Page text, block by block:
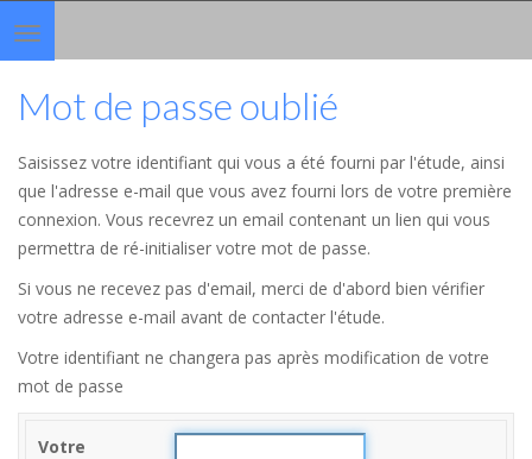
Toggle
navigation
Mot de passe oublié
Saisissez votre identifiant qui vous a été fourni par l'étude, ainsi
que l'adresse e-mail que vous avez fourni lors de votre première
connexion. Vous recevrez un email contenant un lien qui vous
permettra de ré-initialiser votre mot de passe.
Si vous ne recevez pas d'email, merci de d'abord bien vérifier
votre adresse e-mail avant de contacter l'étude.
Votre identifiant ne changera pas après modification de votre
mot de passe
Votre